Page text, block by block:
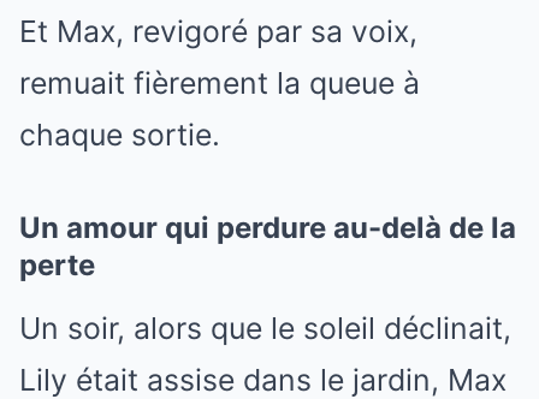
Et Max, revigoré par sa voix,
remuait fièrement la queue à
chaque sortie.
Un amour qui perdure au-delà de la
perte
Un soir, alors que le soleil déclinait,
Lily était assise dans le jardin, Max